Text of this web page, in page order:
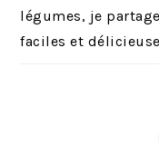
légumes, je
faciles et